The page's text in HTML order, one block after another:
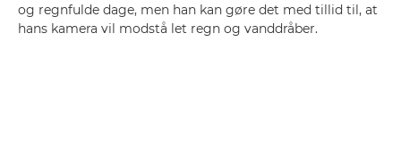
og regnfulde dage, men han kan gøre det med tillid til, at
hans kamera vil modstå let regn og vanddråber.